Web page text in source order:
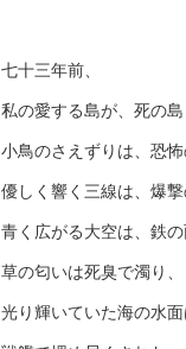
七十三年前、
私の愛する島が、死の島
小鳥のさえずりは、恐怖
優しく響く三線は、爆撃
青く広がる大空は、鉄の
草の匂いは死臭で濁り、
光り輝いていた海の水面